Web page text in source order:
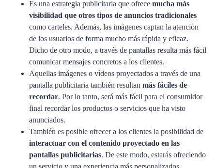
Es una estrategia publicitaria que ofrece mucha más
visibilidad que otros tipos de anuncios tradicionales
como carteles. Además, las imágenes captan la atención
de los usuarios de forma mucho más rápida y eficaz.
Dicho de otro modo, a través de pantallas resulta más fácil
comunicar mensajes concretos a los clientes.
Aquellas imágenes o vídeos proyectados a través de una
pantalla publicitaria también resultan más fáciles de
recordar. Por lo tanto, será más fácil para el consumidor
final recordar los productos o servicios que ha visto
anunciados.
También es posible ofrecer a los clientes la posibilidad de
interactuar con el contenido proyectado en las
pantallas publicitarias. De este modo, estarás ofreciendo